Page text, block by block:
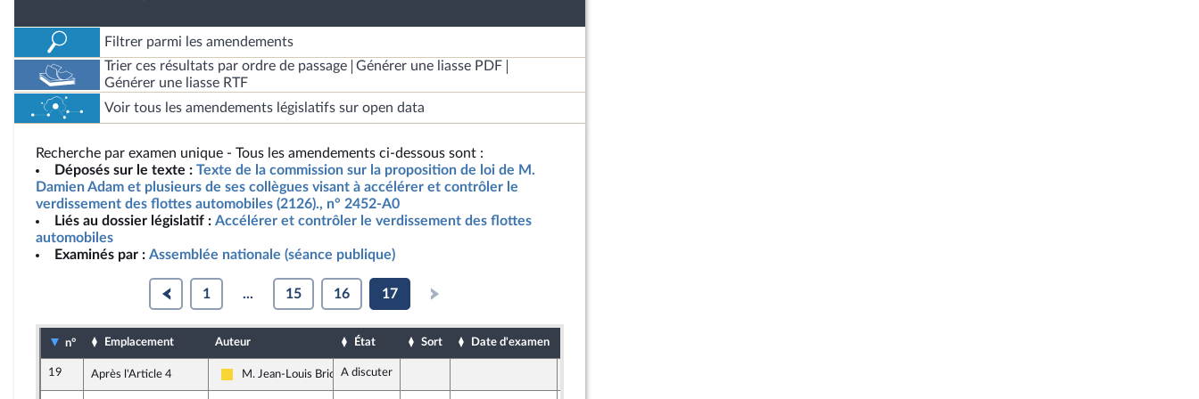
Filtrer parmi les amendements
Trier ces résultats par ordre de passage
Générer une liasse PDF
Générer une liasse RTF
Voir tous les amendements législatifs sur open data
Recherche par examen unique - Tous les amendements ci-dessous sont :
Déposés sur le texte : Texte de la commission sur la proposition de loi de M.
Damien Adam et plusieurs de ses collègues visant à accélérer et contrôler le
verdissement des flottes automobiles (2126)., n° 2452-A0
Liés au dossier législatif : Accélérer et contrôler le verdissement des flottes
automobiles
Examinés par : Assemblée nationale (séance publique)
1 ... 15 16 17
n° Emplacement Auteur État Sort Date d'examen
19 Après l'Article 4
Libertés, Indépendants, Outre-mer et Territoires
M. Jean-Louis BricoutA discuter